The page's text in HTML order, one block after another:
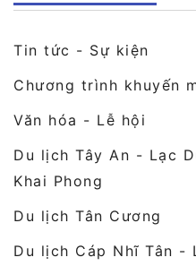
Tin tức - Sự kiện
Chương trình khuyến
Văn hóa - Lễ hội
Du lịch Tây An - Lạc
Khai Phong
Du lịch Tân Cương
Du lịch Cáp Nhĩ Tân -